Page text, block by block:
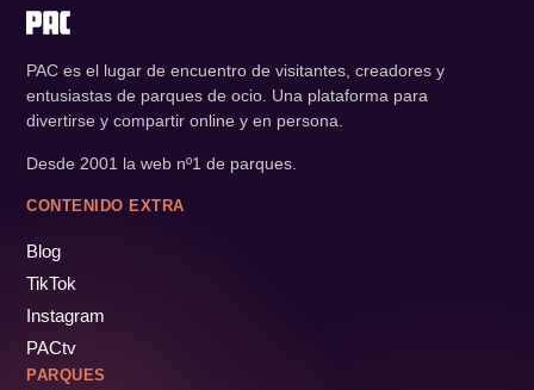
PAC es el lugar de encuentro de visitantes, creadores y
entusiastas de parques de ocio. Una plataforma para
divertirse y compartir online y en persona.
Desde 2001 la web nº1 de parques.
CONTENIDO EXTRA
Blog
TikTok
Instagram
PACtv
PARQUES